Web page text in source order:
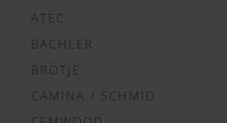
ATEC
BACHLER
BRÖTJE
CAMINA / SCHMID